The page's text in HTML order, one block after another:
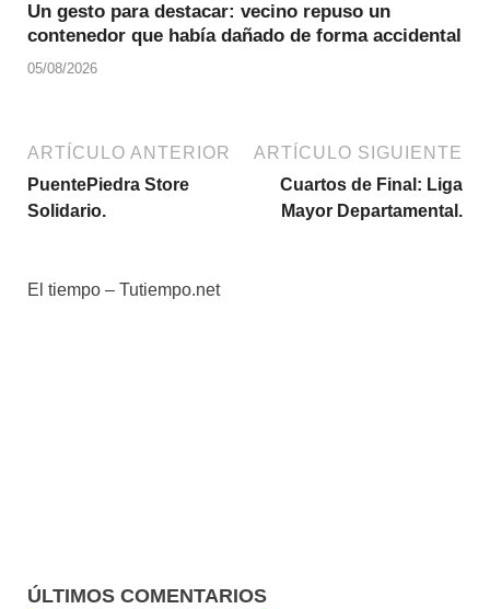
Un gesto para destacar: vecino repuso un
contenedor que había dañado de forma accidental
05/08/2026
ARTÍCULO ANTERIOR
PuentePiedra Store
Solidario.
ARTÍCULO SIGUIENTE
Cuartos de Final: Liga
Mayor Departamental.
El tiempo – Tutiempo.net
ÚLTIMOS COMENTARIOS